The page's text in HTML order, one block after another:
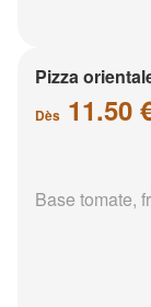
Pizza
Dès 11.50
Base tomate,